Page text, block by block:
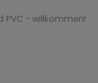
PVC - willkommen!